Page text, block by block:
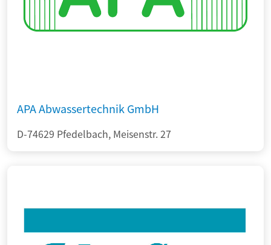
APA Abwassertechnik GmbH
D-74629 Pfedelbach, Meisenstr. 27